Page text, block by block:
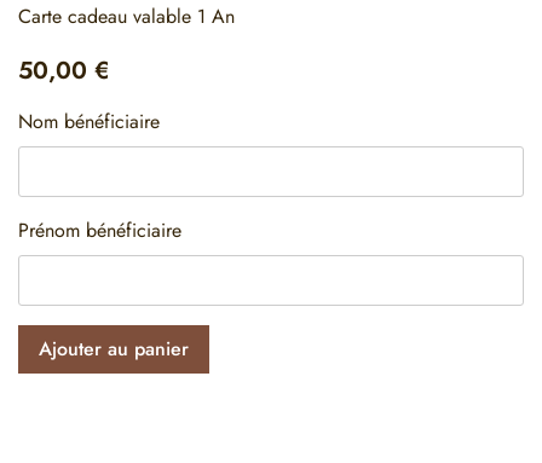
Carte cadeau valable 1 An
50,00 €
Nom bénéficiaire
Prénom bénéficiaire
Ajouter au panier